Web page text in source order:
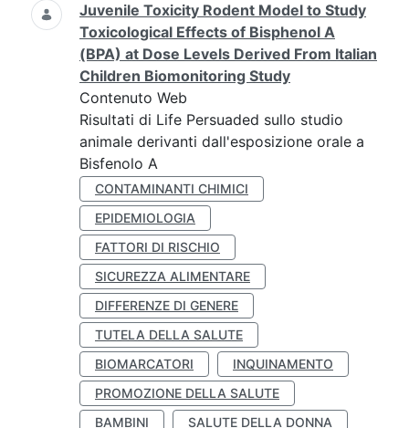
Juvenile Toxicity Rodent Model to Study
Toxicological Effects of Bisphenol A
(BPA) at Dose Levels Derived From Italian
Children Biomonitoring Study
Contenuto Web
Risultati di Life Persuaded sullo studio
animale derivanti dall'esposizione orale a
Bisfenolo A
CONTAMINANTI CHIMICI
EPIDEMIOLOGIA
FATTORI DI RISCHIO
SICUREZZA ALIMENTARE
DIFFERENZE DI GENERE
TUTELA DELLA SALUTE
BIOMARCATORI
INQUINAMENTO
PROMOZIONE DELLA SALUTE
BAMBINI
SALUTE DELLA DONNA